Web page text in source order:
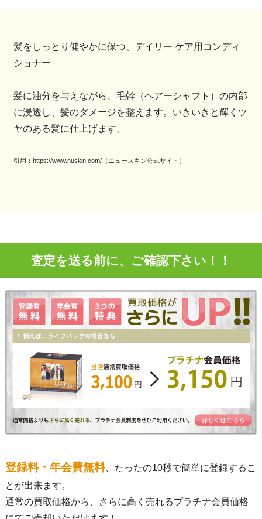
髪をしっとり健やかに保つ、デイリー ケア用コンディ
ショナー
髪に油分を与えながら、毛幹（ヘアーシャフト）の内部
に浸透し、髪のダメージを整えます。いきいきと輝くツ
ヤのある髪に仕上げます。
引用：https://www.nuskin.com/（ニュースキン公式サイト）
査定を送る前に、ご確認下さい！！
登録料・年会費無料、たったの10秒で簡単に登録するこ
とが出来ます。
通常の買取価格から、さらに高く売れるプラチナ会員価格